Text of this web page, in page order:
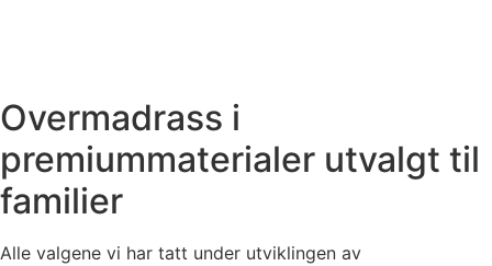
Overmadrass i
premiummaterialer utvalgt til
familier
Alle valgene vi har tatt under utviklingen av